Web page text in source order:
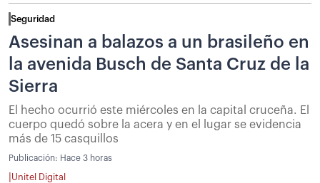
Seguridad
Asesinan a balazos a un brasileño en
la avenida Busch de Santa Cruz de la
Sierra
El hecho ocurrió este miércoles en la capital cruceña. El
cuerpo quedó sobre la acera y en el lugar se evidencia
más de 15 casquillos
Publicación: Hace 3 horas
Unitel Digital